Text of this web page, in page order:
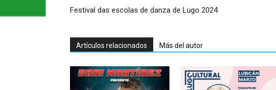
Festival das escolas de danza de Lugo 2024
Artículos relacionados Más del autor